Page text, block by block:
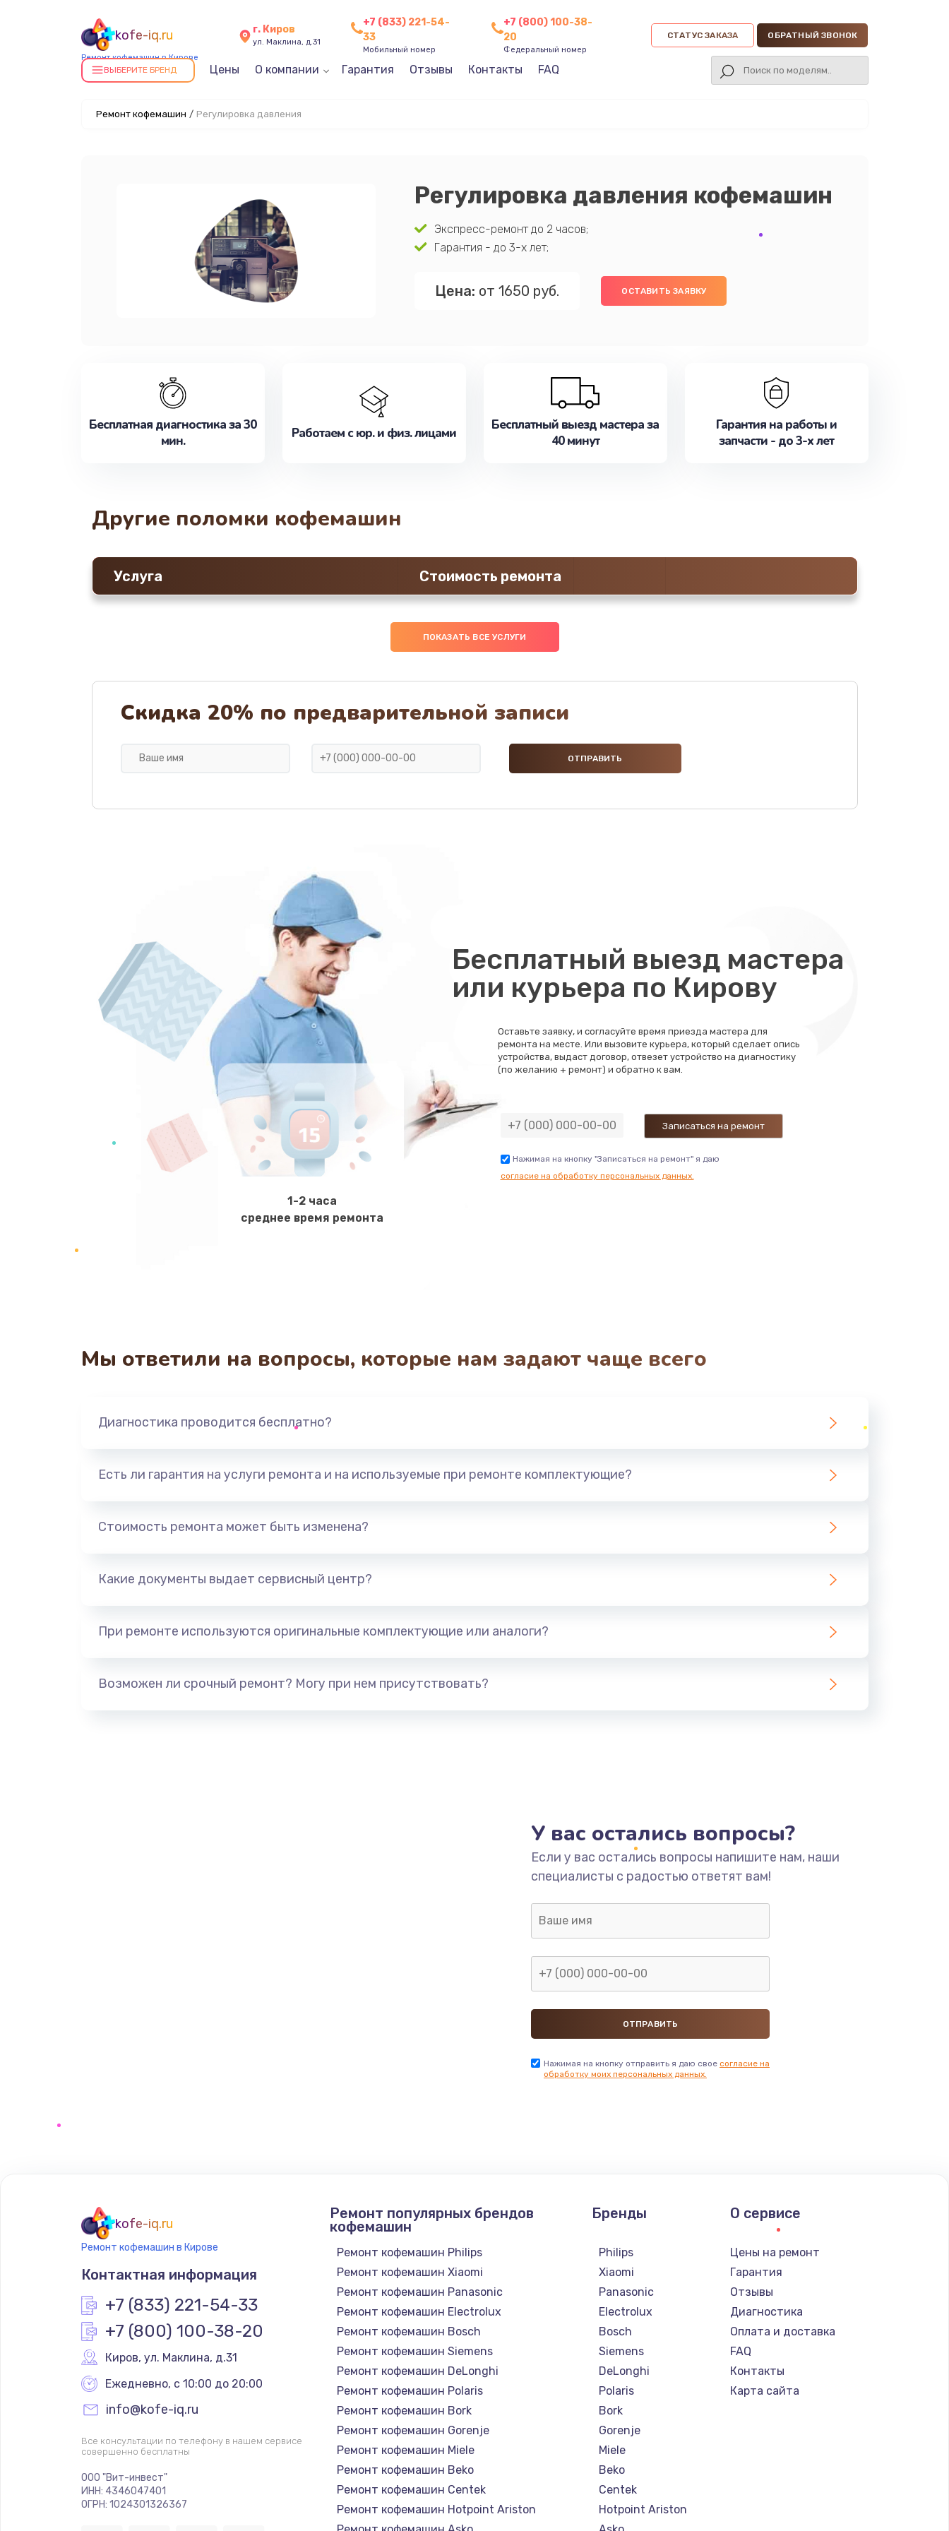
kofe-iq.ru
Ремонт кофемашин в Кирове
г. Киров
ул. Маклина, д.31
+7 (833) 221-54-
33
Мобильный номер
+7 (800) 100-38-
20
Федеральный номер
СТАТУС ЗАКАЗА ОБРАТНЫЙ ЗВОНОК
ВЫБЕРИТЕ БРЕНД Цены О компании Гарантия Отзывы Контакты FAQ
Ремонт кофемашин / Регулировка давления
Регулировка давления кофемашин
Экспресс-ремонт до 2 часов;
Гарантия - до 3-х лет;
Цена: от 1650 руб. ОСТАВИТЬ ЗАЯВКУ
Бесплатная диагностика за 30
мин.
Работаем с юр. и физ. лицами
Бесплатный выезд мастера за
40 минут
Гарантия на работы и
запчасти - до 3-х лет
Другие поломки кофемашин
Услуга Стоимость ремонта
ПОКАЗАТЬ ВСЕ УСЛУГИ
Скидка 20% по предварительной записи
1-2 часа
среднее время ремонта
Бесплатный выезд мастера
или курьера по Кирову
Оставьте заявку, и согласуйте время приезда мастера для
ремонта на месте. Или вызовите курьера, который сделает опись
устройства, выдаст договор, отвезет устройство на диагностику
(по желанию + ремонт) и обратно к вам.
Нажимая на кнопку "Записаться на ремонт" я даю
согласие на обработку персональных данных.
Мы ответили на вопросы, которые нам задают чаще всего
Диагностика проводится бесплатно?
Есть ли гарантия на услуги ремонта и на используемые при ремонте комплектующие?
Стоимость ремонта может быть изменена?
Какие документы выдает сервисный центр?
При ремонте используются оригинальные комплектующие или аналоги?
Возможен ли срочный ремонт? Могу при нем присутствовать?
У вас остались вопросы?
Если у вас остались вопросы напишите нам, наши
специалисты с радостью ответят вам!
Нажимая на кнопку отправить я даю свое согласие на
обработку моих персональных данных.
kofe-iq.ru
Ремонт кофемашин в Кирове
Контактная информация
+7 (833) 221-54-33
+7 (800) 100-38-20
Киров, ул. Маклина, д.31
Ежедневно, с 10:00 до 20:00
info@kofe-iq.ru
Все консультации по телефону в нашем сервисе
совершенно бесплатны
ООО "Вит-инвест"
ИНН: 4346047401
ОГРН: 1024301326367
Ремонт популярных брендов
кофемашин
Ремонт кофемашин Philips
Ремонт кофемашин Xiaomi
Ремонт кофемашин Panasonic
Ремонт кофемашин Electrolux
Ремонт кофемашин Bosch
Ремонт кофемашин Siemens
Ремонт кофемашин DeLonghi
Ремонт кофемашин Polaris
Ремонт кофемашин Bork
Ремонт кофемашин Gorenje
Ремонт кофемашин Miele
Ремонт кофемашин Beko
Ремонт кофемашин Centek
Ремонт кофемашин Hotpoint Ariston
Бренды
Philips
Xiaomi
Panasonic
Electrolux
Bosch
Siemens
DeLonghi
Polaris
Bork
Gorenje
Miele
Beko
Centek
Hotpoint Ariston
О сервисе
Цены на ремонт
Гарантия
Отзывы
Диагностика
Оплата и доставка
FAQ
Контакты
Карта сайта